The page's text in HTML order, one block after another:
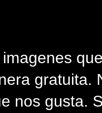
gratuita.
nos gusta.